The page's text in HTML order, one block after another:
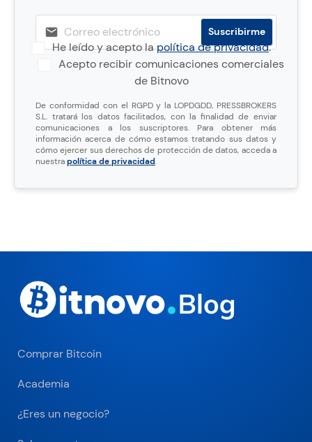
He leído y acepto lapolítica de privacidad.
Acepto recibir comunicaciones comerciales
de Bitnovo
De conformidad con el RGPD y la LOPDGDD, PRESSBROKERS
S.L. tratará los datos facilitados, con la finalidad de enviar
comunicaciones a los suscriptores. Para obtener más
información acerca de cómo estamos tratando sus datos y
cómo ejercer sus derechos de protección de datos, acceda a
nuestrapolítica de privacidad.
Comprar Bitcoin
Academia
¿Eres un negocio?